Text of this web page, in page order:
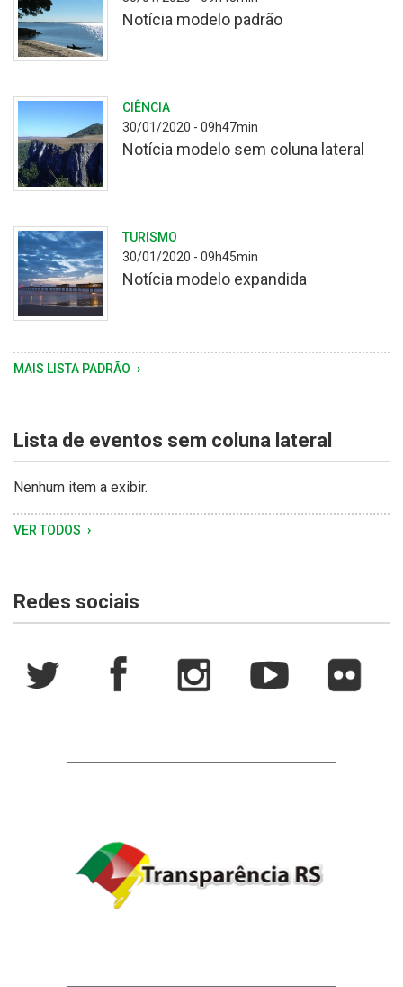
Praia
de
de
água
doce
São
Lourenço
do
Sul,
Rio
do
Sul,
às
margens
da
dos
Notícia modelo padrão
Imagem
do
Cânion
Monte
Negro,
São
José
Rio
Grande
do
CIÊNCIA
30/01/2020 - 09h47min
Notícia modelo sem coluna lateral
Plataforma
de
Tramandaí,
Rio
Grande
Sul,
sob
céu
TURISMO
30/01/2020 - 09h45min
Notícia modelo expandida
MAIS LISTA PADRÃO
Lista de eventos sem coluna lateral
Nenhum item a exibir.
VER TODOS
Redes sociais